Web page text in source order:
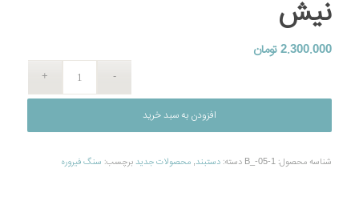
نیش
2.300.000تومان
افزودن به سبد خرید
شناسه محصول: B_-05-1 دسته: دستبند, محصولات جديدبرچسب: سنگ فیروره